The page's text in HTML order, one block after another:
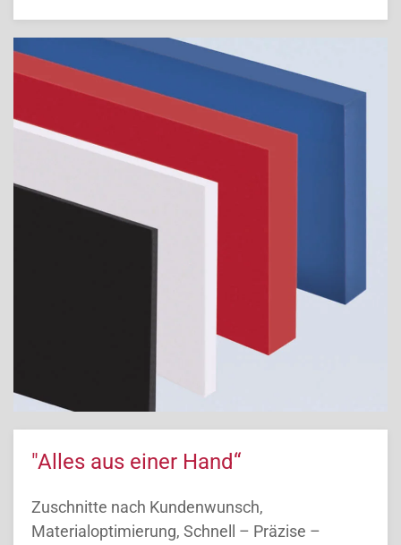
"Alles aus einer Hand“
Zuschnitte nach Kundenwunsch,
Materialoptimierung, Schnell – Präzise –